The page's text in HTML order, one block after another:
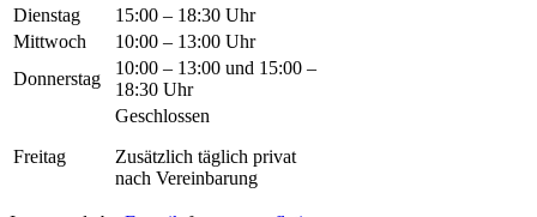
Dienstag
15:00 – 18:30 Uhr
Mittwoch
10:00 – 13:00 Uhr
Donnerstag
10:00 – 13:00 und 15:00 –
18:30 Uhr
Freitag
Geschlossen
Zusätzlich täglich privat
nach Vereinbarung